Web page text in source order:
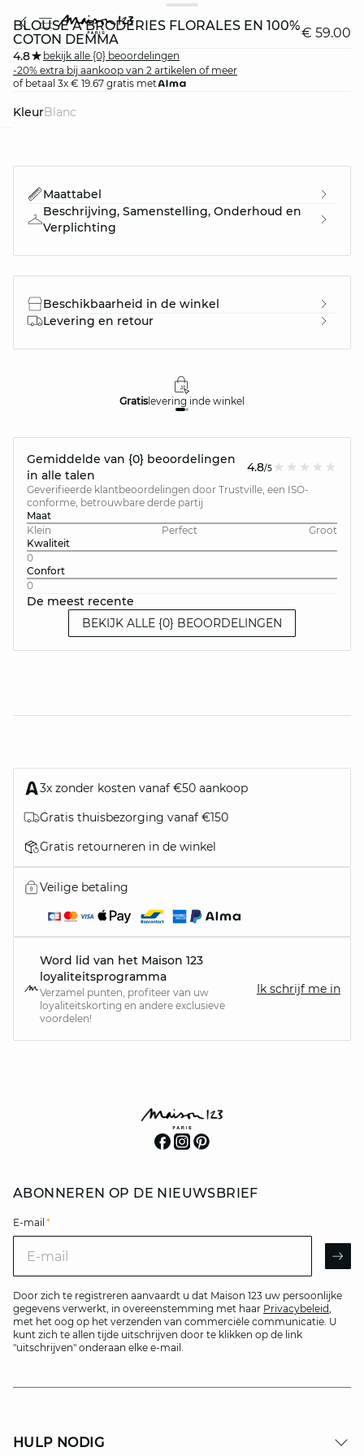
BLOUSE À BRODERIES FLORALES EN 100%
COTON DEMMA
€ 59.00
4.8
bekijk alle {0} beoordelingen
-20% extra bij aankoop van 2 artikelen of meer
of betaal 3x € 19.67 gratis met
Kleur blanc
Maattabel
Beschrijving, Samenstelling, Onderhoud en
Verplichting
Beschikbaarheid in de winkel
Levering en retour
Gratislevering inde winkel
Gemiddelde van {0} beoordelingen
in alle talen
4.8/5
Geverifieerde klantbeoordelingen door Trustville, een ISO-
conforme, betrouwbare derde partij
Maat
Klein
Perfect
Groot
Kwaliteit
0
Confort
0
De meest recente
BEKIJK ALLE {0} BEOORDELINGEN
3x zonder kosten vanaf €50 aankoop
Gratis thuisbezorging vanaf €150
Gratis retourneren in de winkel
Veilige betaling
Word lid van het Maison 123
loyaliteitsprogramma
Verzamel punten, profiteer van uw
loyaliteitskorting en andere exclusieve
voordelen!
Ik schrijf me in
ABONNEREN OP DE NIEUWSBRIEF
E-mail *
Door zich te registreren aanvaardt u dat Maison 123 uw persoonlijke
gegevens verwerkt, in overeenstemming met haar Privacybeleid,
met het oog op het verzenden van commerciële communicatie. U
kunt zich te allen tijde uitschrijven door te klikken op de link
"uitschrijven" onderaan elke e-mail.
HULP NODIG